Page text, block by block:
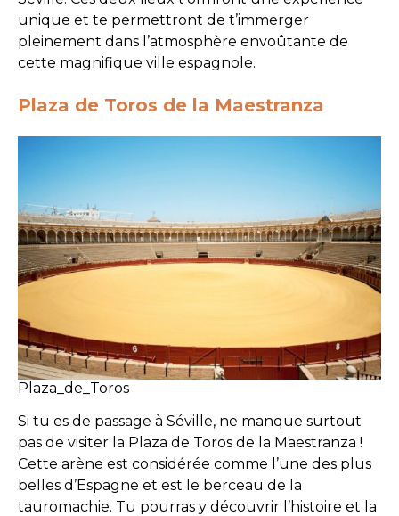
unique et te permettront de t’immerger
pleinement dans l’atmosphère envoûtante de
cette magnifique ville espagnole.
Plaza de Toros de la Maestranza
Plaza_de_Toros
Si tu es de passage à Séville, ne manque surtout
pas de visiter la Plaza de Toros de la Maestranza !
Cette arène est considérée comme l’une des plus
belles d’Espagne et est le berceau de la
tauromachie. Tu pourras y découvrir l’histoire et la